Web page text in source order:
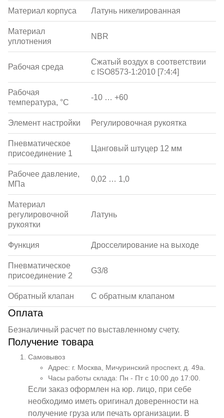
Материал корпуса Латунь никелированная
Материал
уплотнения
NBR
Рабочая среда
Сжатый воздух в соответствии
с ISO8573-1:2010 [7:4:4]
Рабочая
температура, °С
-10 … +60
Элемент настройки Регулировочная рукоятка
Пневматическое
присоединение 1
Цанговый штуцер 12 мм
Рабочее давление,
МПа
0,02 … 1,0
Материал
регулировочной
рукоятки
Латунь
Функция Дросселирование на выходе
Пневматическое
присоединение 2
G3/8
Обратный клапан С обратным клапаном
Оплата
Безналичный расчет по выставленному счету.
Получение товара
Самовывоз
Адрес: г. Москва, Мичуринский проспект, д. 49а.
Часы работы склада: Пн - Пт с 10:00 до 17:00.
Если заказ оформлен на юр. лицо, при себе
необходимо иметь оригинал доверенности на
получение груза или печать организации. В